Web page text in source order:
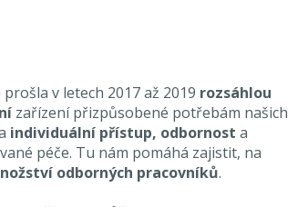
v letech 2017 až 2019 rozsáhlou
zařízení přizpůsobené potřebám našich
individuální přístup, odbornost a
péče. Tu nám pomáhá zajistit, na
odborných pracovníků.